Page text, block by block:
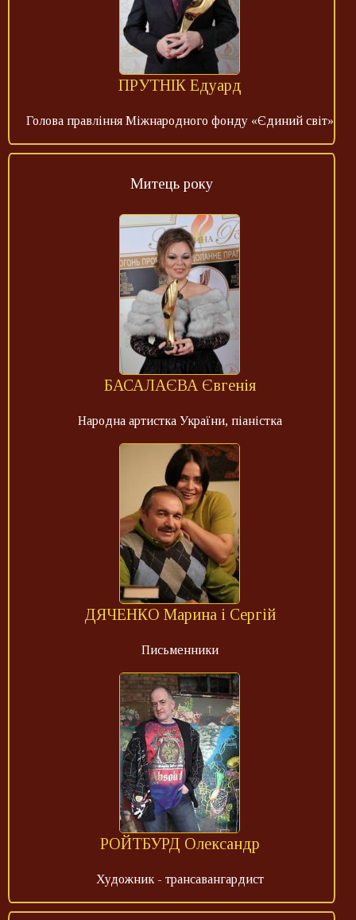
ПРУТНІК Едуард
Голова правління Міжнародного фонду «Єдиний світ»
Митець року
БАСАЛАЄВА Євгенія
Народна артистка України, піаністка
ДЯЧЕНКО Марина і Сергій
Письменники
РОЙТБУРД Олександр
Художник - трансавангардист